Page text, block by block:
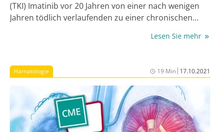
(TKI) Imatinib vor 20 Jahren von einer nach wenigen
Jahren tödlich verlaufenden zu einer chronischen
Patient:innen kann die CML durch die Therapie mit TKI
charakteristische BCR-ABL-Fusionsgen im
molekularen Monitoring kaum oder gar nicht mehr
nachweisbar ist und somit von einer tiefen (deep)
molekularen Remission (DMR) gesprochen werden
kann. In den letzten 10 Jahren wurde in klinischen
Studien bewiesen, dass das kontrollierte Absetzen
Lesen Sie mehr
Hämatologie 19 Min| 17.10.2021